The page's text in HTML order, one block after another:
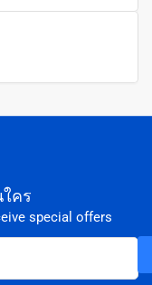
ใคร
special offers